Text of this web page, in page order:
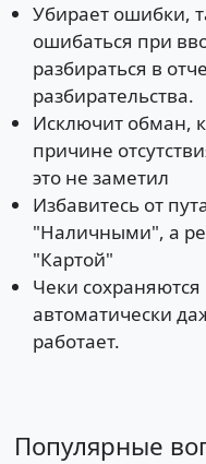
Убирает ошибки,
ошибаться при
разбираться в
разбирательства.
Исключит обман,
причине
это не заметил
Избавитесь от
"Наличными", а
"Картой"
Чеки
автоматически
работает.
Популярные